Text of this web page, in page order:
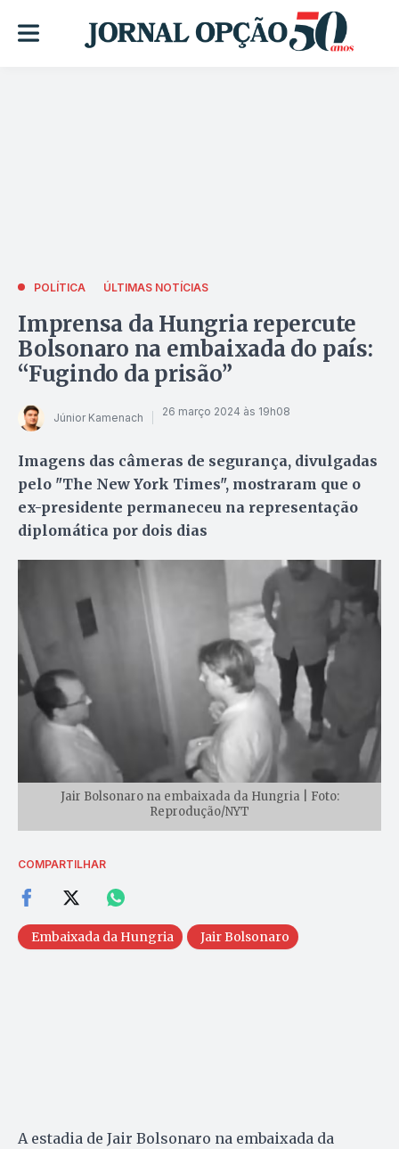
POLÍTICA ÚLTIMAS NOTÍCIAS
Imprensa da Hungria repercute
Bolsonaro na embaixada do país:
“Fugindo da prisão”
Júnior Kamenach 26 março 2024 às 19h08
Imagens das câmeras de segurança, divulgadas
pelo "The New York Times", mostraram que o
ex-presidente permaneceu na representação
diplomática por dois dias
Jair Bolsonaro na embaixada da Hungria | Foto:
Reprodução/NYT
COMPARTILHAR
Embaixada da Hungria Jair Bolsonaro
A estadia de Jair Bolsonaro na embaixada da